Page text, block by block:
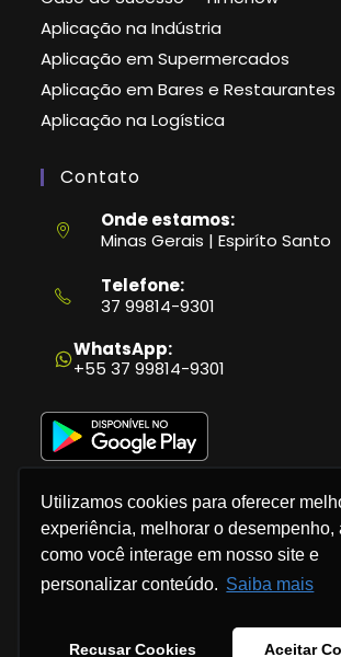
Utilizamos cookies para oferecer
experiência, melhorar o desempenho,
como você interage em nosso site e
personalizar conteúdo. Saiba mais
Recusar Cookies Aceitar
Aplicação na Indústria
Aplicação em Supermercados
Aplicação em Bares e Restaurantes
Aplicação na Logística
Contato
Onde estamos:
Minas Gerais | Espiríto Santo
Telefone:
37 99814-9301
em
seu
aplicativo
WhatsApp:
+55 37 99814-9301
Política de Privacidade